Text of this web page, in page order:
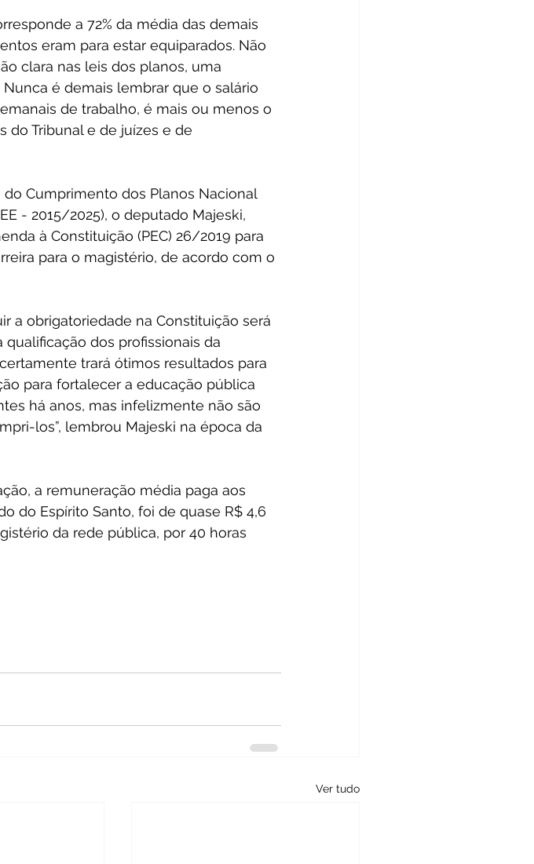
a 72% da média das demais
eram para estar equiparados. Não
clara nas leis dos planos, uma
é demais lembrar que o salário
de trabalho, é mais ou menos o
do Tribunal e de juízes e de
Cumprimento dos Planos Nacional
- 2015/2025), o deputado Majeski,
à Constituição (PEC) 26/2019 para
para o magistério, de acordo com o
a obrigatoriedade na Constituição será
dos profissionais da
trará ótimos resultados para
para fortalecer a educação pública
há anos, mas infelizmente não são
los”, lembrou Majeski na época da
a remuneração média paga aos
do Espírito Santo, foi de quase R$ 4,6
da rede pública, por 40 horas
Ver tudo